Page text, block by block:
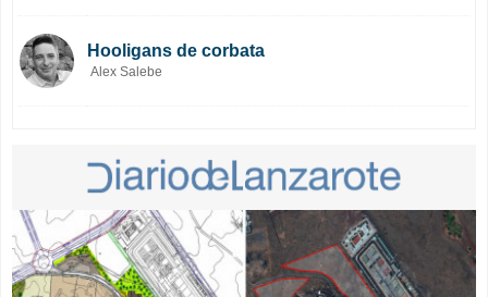
Hooligans de corbata
Alex Salebe